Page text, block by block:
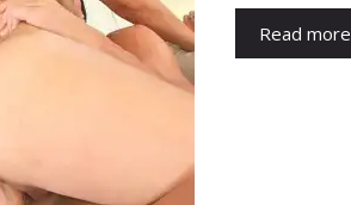
Read more